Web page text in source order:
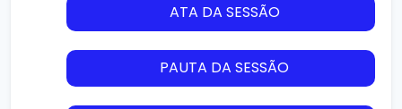
ATA DA SESSÃO
PAUTA DA SESSÃO